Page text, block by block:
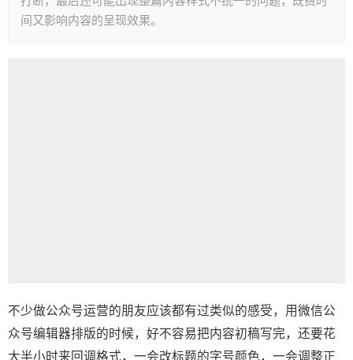
间又影响内容的呈现效果。
不少做公众号运营的朋友应该都有过类似的感受，用微信公
众号编辑器排版的时候，好不容易把内容初稿写完，还要花
大半小时来回调格式，一会改标题的字号颜色，一会调整正